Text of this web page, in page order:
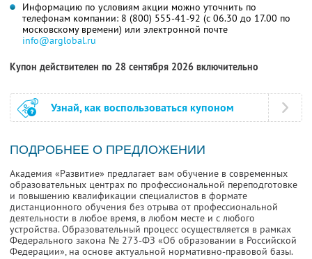
Информацию по условиям акции можно уточнить по
телефонам компании: 8 (800) 555-41-92 (с 06.30 до 17.00 по
московскому времени) или электронной почте
info@arglobal.ru
Купон действителен по 28 сентября 2026 включительно
Узнай, как воспользоваться купоном
ПОДРОБНЕЕ О ПРЕДЛОЖЕНИИ
Академия «Развитие» предлагает вам обучение в современных
образовательных центрах по профессиональной переподготовке
и повышению квалификации специалистов в формате
дистанционного обучения без отрыва от профессиональной
деятельности в любое время, в любом месте и с любого
устройства. Образовательный процесс осуществляется в рамках
Федерального закона № 273-ФЗ «Об образовании в Российской
Федерации», на основе актуальной нормативно-правовой базы.